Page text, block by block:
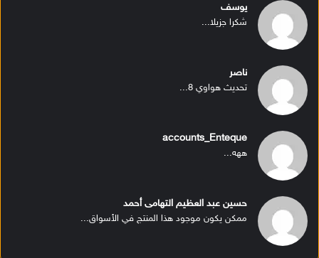
يوسف
شكرا جزيلا...
ناصر
تحديث هواوي 8...
accounts_Enteque
ههه...
حسين عبد العظيم التهامى أحمد
ممكن يكون موجود هذا المنتج في الأسواق...